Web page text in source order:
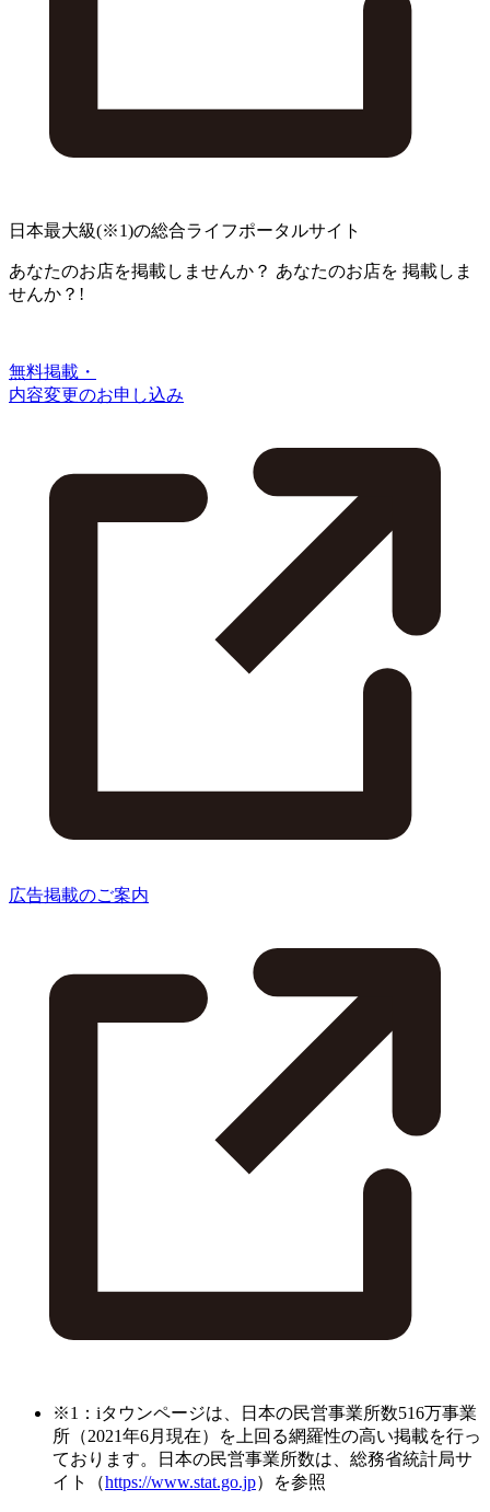
日本最大級(※1)の総合ライフポータルサイト
あなたのお店を掲載しませんか？ あなたのお店を 掲載しま
せんか？!
無料掲載・
内容変更のお申し込み
広告掲載のご案内
※1：iタウンページは、日本の民営事業所数516万事業
所（2021年6月現在）を上回る網羅性の高い掲載を行っ
ております。日本の民営事業所数は、総務省統計局サ
イト（https://www.stat.go.jp）を参照